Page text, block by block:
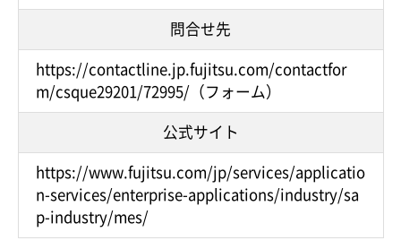
問合せ先
https://contactline.jp.fujitsu.com/contactfor
m/csque29201/72995/（フォーム）
公式サイト
https://www.fujitsu.com/jp/services/applicatio
n-services/enterprise-applications/industry/sa
p-industry/mes/